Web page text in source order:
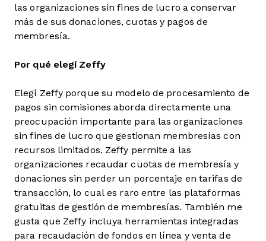
las organizaciones sin fines de lucro a conservar
más de sus donaciones, cuotas y pagos de
membresía.
Por qué elegí Zeffy
Elegí Zeffy porque su modelo de procesamiento de
pagos sin comisiones aborda directamente una
preocupación importante para las organizaciones
sin fines de lucro que gestionan membresías con
recursos limitados. Zeffy permite a las
organizaciones recaudar cuotas de membresía y
donaciones sin perder un porcentaje en tarifas de
transacción, lo cual es raro entre las plataformas
gratuitas de gestión de membresías. También me
gusta que Zeffy incluya herramientas integradas
para recaudación de fondos en línea y venta de